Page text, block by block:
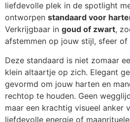
liefdevolle plek in de spotlight
ontworpen standaard voor
Verkrijgbaar in goud of zwart,
afstemmen op jouw stijl, sfeer of
Deze standaard is niet zomaar
klein altaartje op zich. Elegant
gevormd om jouw harten en
rechtop te houden. Geen
maar een krachtig visueel anker
liefdevolle energie of